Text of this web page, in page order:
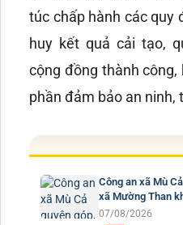
túc chấp hành các quy
huy kết quả cải tạo,
cộng đồng thành
phần đảm bảo an
Công an xã Mù
xã Mường Than
07/08/2026